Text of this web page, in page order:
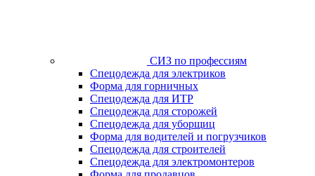
СИЗ по профессиям
Спецодежда для электриков
Форма для горничных
Спецодежда для ИТР
Спецодежда для сторожей
Спецодежда для уборщиц
Форма для водителей и погрузчиков
Спецодежда для строителей
Спецодежда для электромонтеров